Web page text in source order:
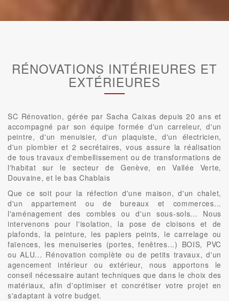
RÉNOVATIONS INTÉRIEURES ET
EXTÉRIEURES
SC Rénovation, gérée par Sacha Caixas depuis 20 ans et
accompagné par son équipe formée d'un carreleur, d'un
peintre, d'un menuisier, d'un plaquiste, d'un électricien,
d'un plombier et 2 secrétaires, vous assure la réalisation
de tous travaux d'embellissement ou de transformations de
l'habitat sur le secteur de Genève, en Vallée Verte,
Douvaine, et le bas Chablais
Que ce soit pour la réfection d'une maison, d'un chalet,
d'un appartement ou de bureaux et commerces...
l'aménagement des combles ou d'un sous-sols... Nous
intervenons pour l'isolation, la pose de cloisons et de
plafonds, la peinture, les papiers peints, le carrelage ou
faïences, les menuiseries (portes, fenêtres...) BOIS, PVC
ou ALU... Rénovation complète ou de petits travaux, d'un
agencement intérieur ou extérieur, nous apportons le
conseil nécessaire autant techniques que dans le choix des
matériaux, afin d'optimiser et concrétiser votre projet en
s'adaptant à votre budget.